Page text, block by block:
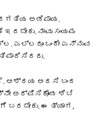
ಅಡಿಪಾಯ.
ನಾವು ಸಂಯಮ
ಎಲ್ಲರೂ ಒಂದೇ ಎನ್ನುವ
ಆಶ್ರಯ ಅರಸಿ ಬಂದ
ಅರ್ಪಿಸಿಕೊಂಡ ಶಿಬಿ
ಈ ತ್ಯಾಗ,